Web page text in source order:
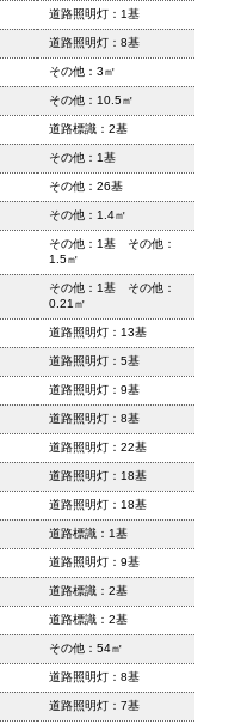
道路照明灯：1基
道路照明灯：8基
その他：3㎡
その他：10.5㎡
道路標識：2基
その他：1基
その他：26基
その他：1.4㎡
その他：1基 その他：
1.5㎡
その他：1基 その他：
0.21㎡
道路照明灯：13基
道路照明灯：5基
道路照明灯：9基
道路照明灯：8基
道路照明灯：22基
道路照明灯：18基
道路照明灯：18基
道路標識：1基
道路照明灯：9基
道路標識：2基
道路標識：2基
その他：54㎡
道路照明灯：8基
道路照明灯：7基